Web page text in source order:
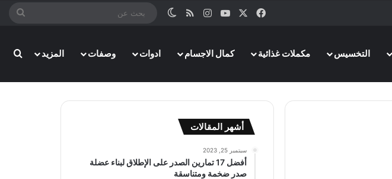
فيسبوك ‫YouTubeانستقرامملخص الموقع RSS
الوضع المظلم
التخسيس مكملات غذائية كمال الاجسام ادوات وصفات المزيد
أشهر المقالات
سبتمبر 25, 2023
أفضل 17 تمارين الصدر على الإطلاق لبناء عضلة
صدر ضخمة ومتناسقة